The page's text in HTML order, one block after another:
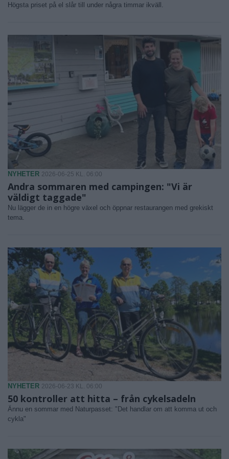
Högsta priset på el slår till under några timmar ikväll.
NYHETER 2026-06-25 KL. 06:00
Andra sommaren med campingen: "Vi är
väldigt taggade"
Nu lägger de in en högre växel och öppnar restaurangen med grekiskt
tema.
NYHETER 2026-06-23 KL. 06:00
50 kontroller att hitta – från cykelsadeln
Ännu en sommar med Naturpasset: "Det handlar om att komma ut och
cykla"